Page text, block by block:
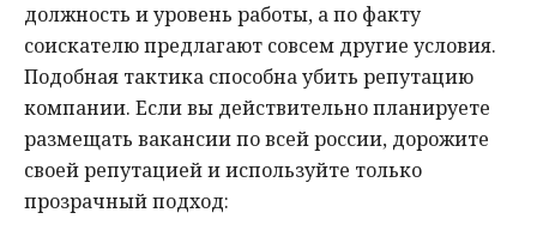
должность и уровень работы, а по факту
соискателю предлагают совсем другие условия.
Подобная тактика способна убить репутацию
компании. Если вы действительно планируете
размещать вакансии по всей россии, дорожите
своей репутацией и используйте только
прозрачный подход: